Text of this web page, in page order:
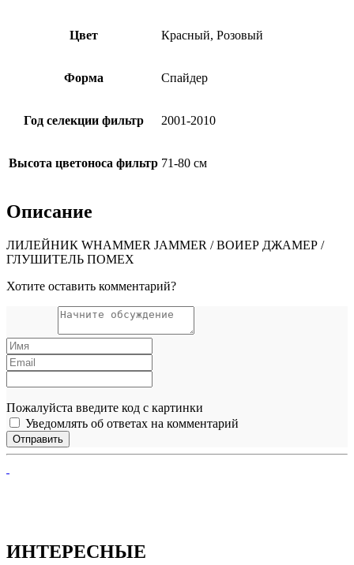
Цвет Красный, Розовый
Форма Спайдер
Год селекции фильтр 2001-2010
Высота цветоноса фильтр 71-80 см
Описание
ЛИЛЕЙНИК WHAMMER JAMMER / ВОИЕР ДЖАМЕР /
ГЛУШИТЕЛЬ ПОМЕХ
Хотите оставить комментарий?
Пожалуйста введите код с картинки
Уведомлять об ответах на комментарий
ИНТЕРЕСНЫЕ